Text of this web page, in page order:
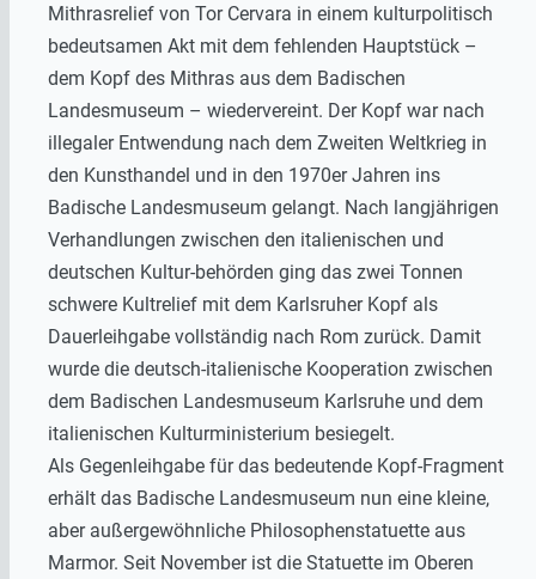
Mithrasrelief von Tor Cervara in einem kulturpolitisch
bedeutsamen Akt mit dem fehlenden Hauptstück –
dem Kopf des Mithras aus dem Badischen
Landesmuseum – wiedervereint. Der Kopf war nach
illegaler Entwendung nach dem Zweiten Weltkrieg in
den Kunsthandel und in den 1970er Jahren ins
Badische Landesmuseum gelangt. Nach langjährigen
Verhandlungen zwischen den italienischen und
deutschen Kultur-behörden ging das zwei Tonnen
schwere Kultrelief mit dem Karlsruher Kopf als
Dauerleihgabe vollständig nach Rom zurück. Damit
wurde die deutsch-italienische Kooperation zwischen
dem Badischen Landesmuseum Karlsruhe und dem
italienischen Kulturministerium besiegelt.
Als Gegenleihgabe für das bedeutende Kopf-Fragment
erhält das Badische Landesmuseum nun eine kleine,
aber außergewöhnliche Philosophenstatuette aus
Marmor. Seit November ist die Statuette im Oberen